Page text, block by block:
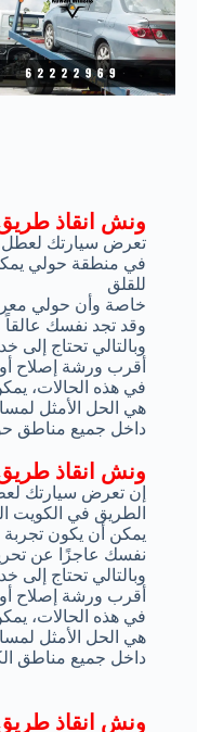
ونش انقاذ
إن تعرض سيارتك
الطريق في الكويت
يمكن أن يكون تجربة
نفسك عاجزًا عن
وبالتالي تحتاج
أقرب ورشة إصلاح
في هذه الحالات،
هي الحل الأمثل
داخل جميع مناطق
ونش انقاذ
تعرض سيارتك لعطل
في منطقة حولي
للقلق
خاصة وأن حولي
وقد تجد نفسك
وبالتالي تحتاج
أقرب ورشة إصلاح
في هذه الحالات،
هي الحل الأمثل
داخل جميع مناطق
ونش انقاذ طريق